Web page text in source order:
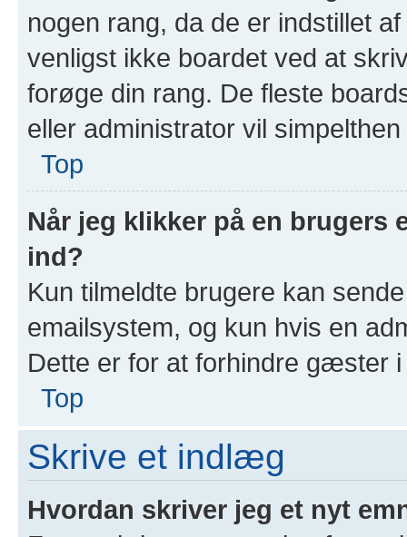
nogen rang, da de er indstillet
venligst ikke boardet ved at
forøge din rang. De fleste
eller administrator vil
Top
Når jeg klikker på en brugers
ind?
Kun tilmeldte brugere kan
emailsystem, og kun hvis en
Dette er for at forhindre gæster
Top
Skrive et indlæg
Hvordan skriver jeg et nyt